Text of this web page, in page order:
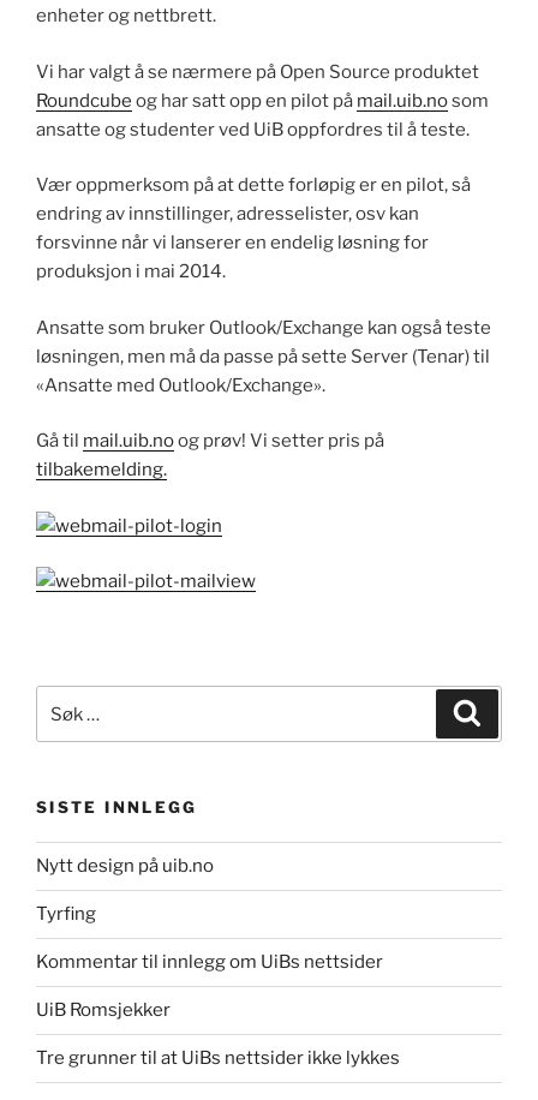
enheter og nettbrett.
Vi har valgt å se nærmere på Open Source produktet
Roundcube og har satt opp en pilot på mail.uib.nosom
ansatte og studenter ved UiB oppfordres til å teste.
Vær oppmerksom på at dette forløpig er en pilot, så
endring av innstillinger, adresselister, osv kan
forsvinne når vi lanserer en endelig løsning for
produksjon i mai 2014.
Ansatte som bruker Outlook/Exchange kan også teste
løsningen, men må da passe på sette Server (Tenar) til
«Ansatte med Outlook/Exchange».
Gå til mail.uib.noog prøv! Vi setter pris på
tilbakemelding.
etter:
SISTE INNLEGG
Nytt design på uib.no
Tyrfing
Kommentar til innlegg om UiBs nettsider
UiB Romsjekker
Tre grunner til at UiBs nettsider ikke lykkes